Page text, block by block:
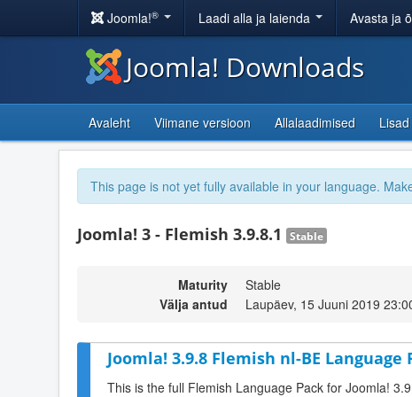
Joomla!® Laadi alla ja laienda Avasta ja
Joomla! Downloads
Avaleht Viimane versioon Allalaadimised Lisad
This page is not yet fully available in your language.
Joomla! 3 - Flemish 3.9.8.1 Stable
Maturity
Stable
Välja antud
Laupäev, 15 Juuni 2019
Joomla! 3.9.8 Flemish nl-BE Language
This is the full Flemish Language Pack for Joomla!